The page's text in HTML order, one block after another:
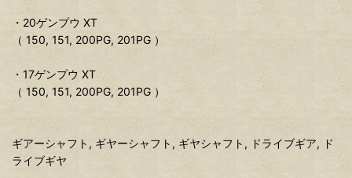
・20ゲンプウ XT
（ 150, 151, 200PG, 201PG ）
・17ゲンプウ XT
（ 150, 151, 200PG, 201PG ）
ギアーシャフト, ギヤーシャフト, ギヤシャフト, ドライブギア, ド
ライブギヤ